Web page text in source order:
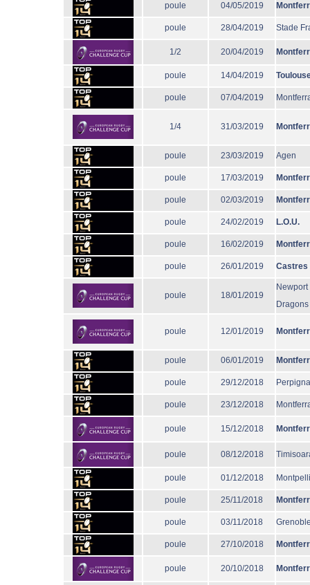
poule 04/05/2019
poule 28/04/2019 Stade
1/2 20/04/2019
poule 14/04/2019
poule 07/04/2019
1/4 31/03/2019
poule 23/03/2019 Agen
poule 17/03/2019
poule 02/03/2019
poule 24/02/2019 L.O.U.
poule 16/02/2019
poule 26/01/2019 Castres
poule 18/01/2019
Newport
Dragons
poule 12/01/2019
poule 06/01/2019
poule 29/12/2018
poule 23/12/2018
poule 15/12/2018
poule 08/12/2018
poule 01/12/2018
poule 25/11/2018
poule 03/11/2018
poule 27/10/2018
poule 20/10/2018